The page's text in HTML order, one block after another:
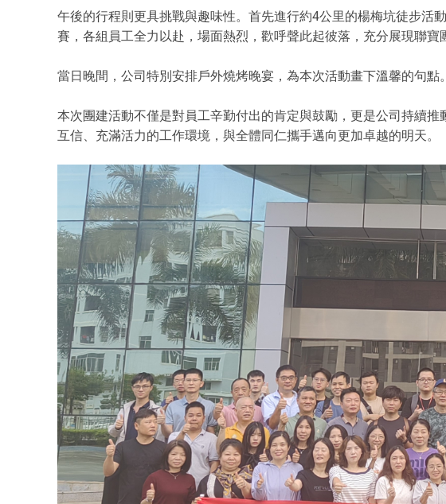
午後的行程則更具挑戰與趣味性。首先進行約4公里的楊梅坑徒步活
賽，各組員工全力以赴，場面熱烈，歡呼聲此起彼落，充分展現聯寶
當日晚間，公司特別安排戶外燒烤晚宴，為本次活動畫下溫馨的句
本次團建活動不僅是對員工辛勤付出的肯定與鼓勵，更是公司持續
互信、充滿活力的工作環境，與全體同仁攜手邁向更加卓越的明天。